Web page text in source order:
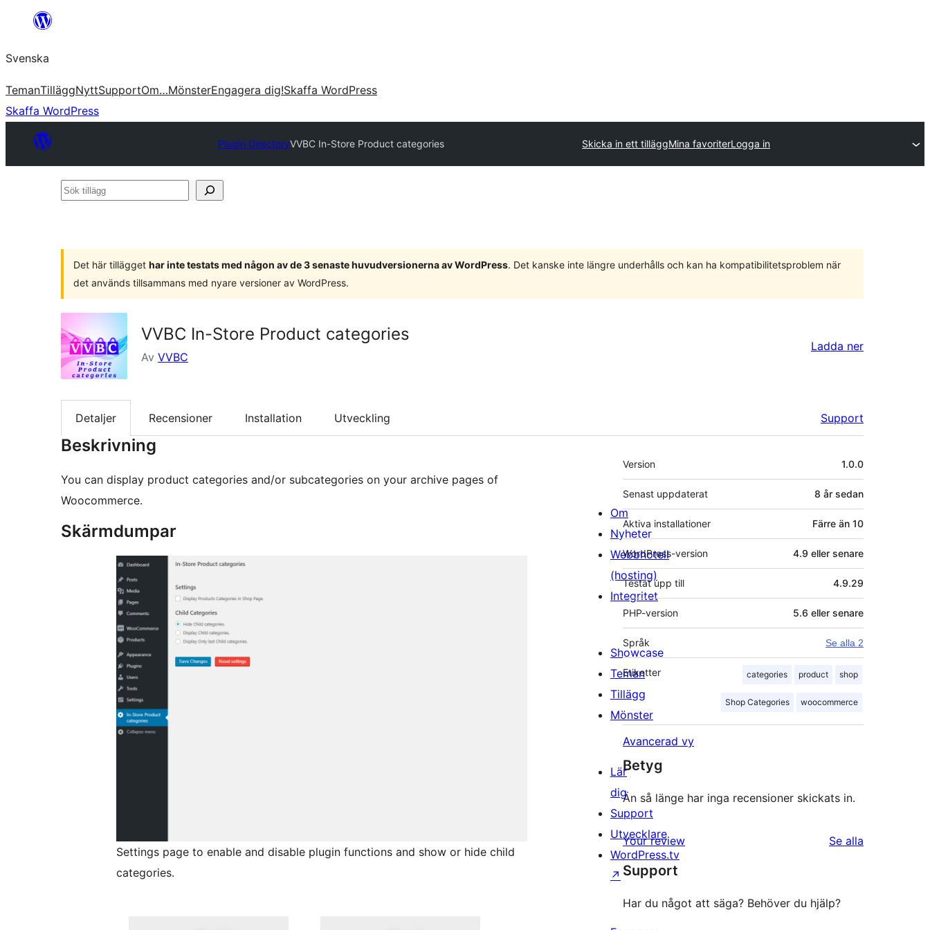
Hoppa
innehåll
Svenska
TemanTilläggNyttSupportOm…MönsterEngagera dig!Skaffa WordPress
Skaffa WordPress
Plugin DirectoryVVBC In-Store Product categories Skicka in ett tilläggMina favoriterLogga in
Sök
Det här tillägget har inte testats med någon av de 3 senaste huvudversionerna av WordPress. Det kanske inte längre underhålls och kan ha kompatibilitetsproblem när
det används tillsammans med nyare versioner av WordPress.
VVBC In-Store Product categories
Av VVBC
Ladda ner
Detaljer Recensioner Installation Utveckling Support
Beskrivning
You can display product categories and/or subcategories on your archive pages of
Woocommerce.
Skärmdumpar
Settings page to enable and disable plugin functions and show or hide child
categories.
Meta
Version 1.0.0
Senast uppdaterat 8 år sedan
Aktiva installationer Färre än 10
WordPress-version 4.9 eller senare
Testat upp till 4.9.29
PHP-version 5.6 eller senare
Språk Se alla 2
Etiketter categories product shop
Shop Categories woocommerce
Avancerad vy
Betyg
Än så länge har inga recensioner skickats in.
Your review Se alla
Support
Har du något att säga? Behöver du hjälp?
Om
Nyheter
Webbhotell
(hosting)
Integritet
Showcase
Teman
Tillägg
Mönster
Lär
dig
Support
Utvecklare
WordPress.tv
↗